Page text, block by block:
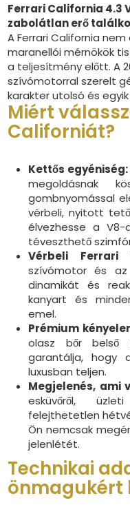
Ferrari California 4.3
zabolátlan erő
A Ferrari California
maranellói mérnökök
a teljesítmény előtt. A
szívómotorral szerelt
karakter utolsó és
Miért
Californiát?
Kettős egyéniség:
megoldásnak
gombnyomással
vérbeli, nyitott
élvezhesse a
téveszthető
Vérbeli Ferrari
szívómotor és az
dinamikát és
kanyart és
emel.
Prémium
olasz bőr belső
garantálja, hogy
luxusban teljen.
Megjelenés, ami
esküvőről,
felejthetetlen
Ön nemcsak
jelenlétét.
Technikai
önmagukért